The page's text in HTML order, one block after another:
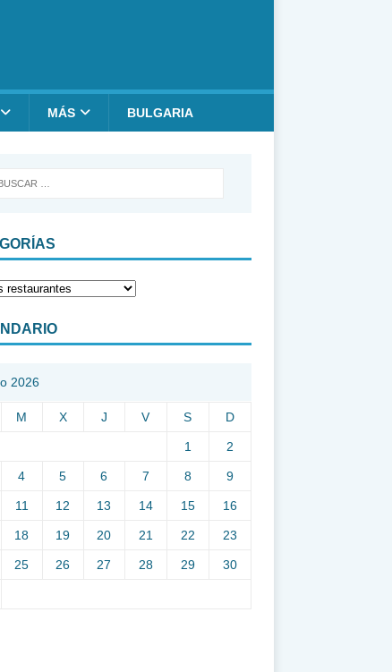
MÁS BULGARIA
2026
M X J V S D
1 2
4 5 6 7 8 9
11 12 13 14 15 16
18 19 20 21 22 23
25 26 27 28 29 30